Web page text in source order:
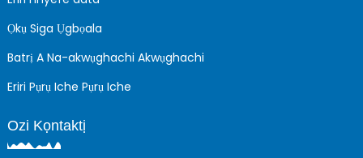
Ọkụ Siga Ụgbọala
Batrị A Na-akwụghachi Akwụghachi
Eriri Pụrụ Iche Pụrụ Iche
Ozi Kọntaktị